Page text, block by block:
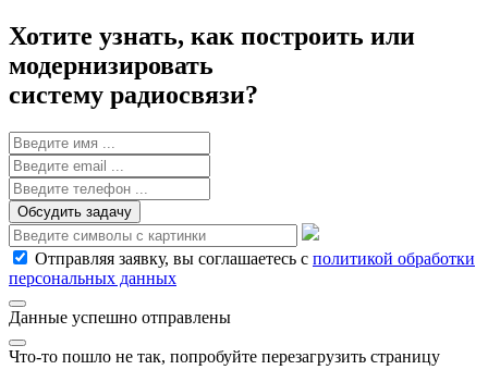
Хотите узнать, как построить или
модернизировать
систему радиосвязи?
Обсудить задачу
Отправляя заявку, вы соглашаетесь с политикой обработки
персональных данных
Данные успешно отправлены
Что-то пошло не так, попробуйте перезагрузить страницу